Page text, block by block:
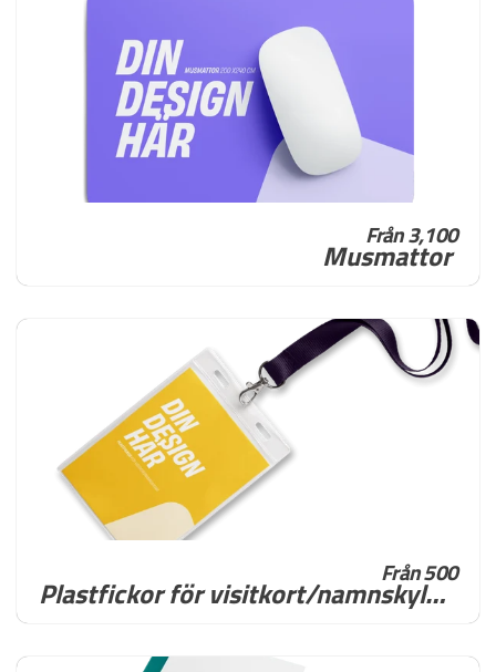
Från 3,100
Musmattor
Från 500
Plastfickor för visitkort/namnskyltar